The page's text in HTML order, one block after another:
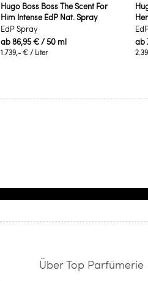
Hugo Boss Boss The Scent For
Him Intense EdP Nat. Spray
EdP Spray
ab86,95 €/ 50 ml
1.739,- € / Liter
ab
Über Top Parfümerie